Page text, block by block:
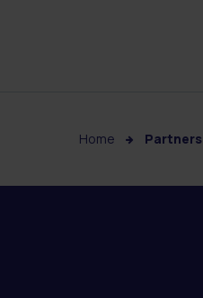
Home Partners